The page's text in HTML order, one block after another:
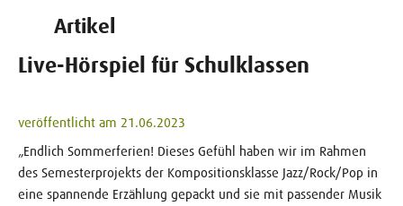
Artikel
Live-Hörspiel für Schulklassen
veröffentlicht am 21.06.2023
„Endlich Sommerferien! Dieses Gefühl haben wir im Rahmen
des Semesterprojekts der Kompositionsklasse Jazz/Rock/Pop in
eine spannende Erzählung gepackt und sie mit passender Musik